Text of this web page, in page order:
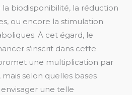
biodisponibilité, la réduction
ou encore la stimulation
À cet égard, le
s’inscrit dans cette
une multiplication par
selon quelles bases
une telle